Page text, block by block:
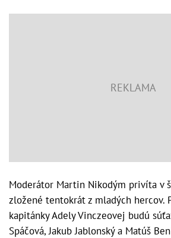
Moderátor Martin Nikodým privíta v
zložené tentokrát z mladých hercov.
kapitánky Adely Vinczeovej budú
Spáčová, Jakub Jablonský a Matúš